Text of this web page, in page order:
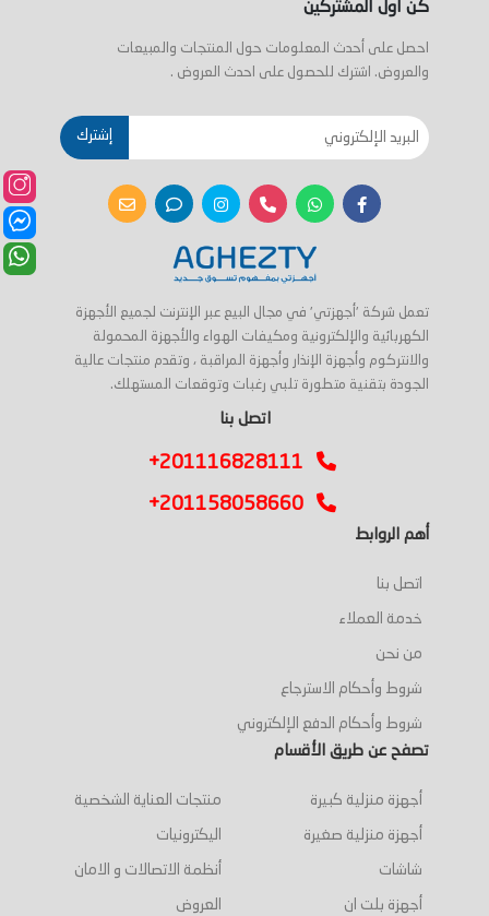
كن اول المشتركين
احصل على أحدث المعلومات حول المنتجات والمبيعات
والعروض. اشترك للحصول على احدث العروض .
إشترك
تعمل شركة 'أجهزتي' في مجال البيع عبر الإنترنت لجميع الأجهزة
الكهربائية والإلكترونية ومكيفات الهواء والأجهزة المحمولة
والانتركوم وأجهزة الإنذار وأجهزة المراقبة ، وتقدم منتجات عالية
الجودة بتقنية متطورة تلبي رغبات وتوقعات المستهلك.
اتصل بنا
+201116828111
+201158058660
أهم الروابط
اتصل بنا
خدمة العملاء
من نحن
شروط وأحكام الاسترجاع
شروط وأحكام الدفع الإلكتروني
تصفح عن طريق الأقسام
أجهزة منزلية كبيرة
أجهزة منزلية صغيرة
شاشات
أجهزة بلت ان
منتجات العناية الشخصية
اليكترونيات
أنظمة الاتصالات و الامان
العروض